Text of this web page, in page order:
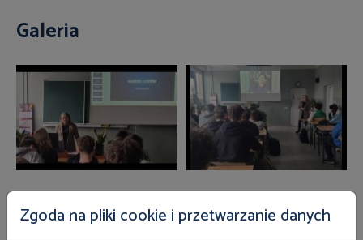
Galeria
Zgoda na pliki cookie i przetwarzanie danych